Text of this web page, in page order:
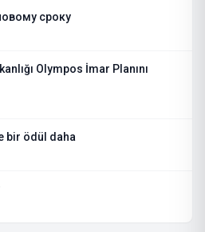
сроку
Olympos İmar Planını
bir ödül daha